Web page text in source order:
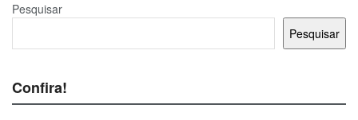
Pesquisar
Pesquisar
Confira!